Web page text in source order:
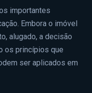
importantes
Embora o imóvel
alugado, a decisão
os princípios que
ser aplicados em